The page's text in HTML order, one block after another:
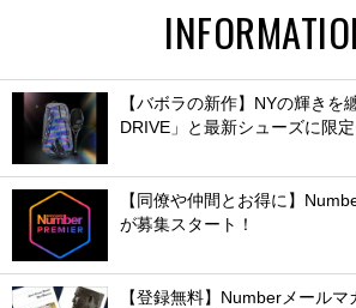
【バボラの新作】NYの輝きを
DRIVE」と最新シューズに限
【同僚や仲間とお得に】
が募集スタート！
【登録無料】Numberメール